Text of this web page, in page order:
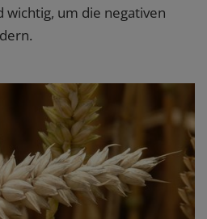
wichtig, um die negativen